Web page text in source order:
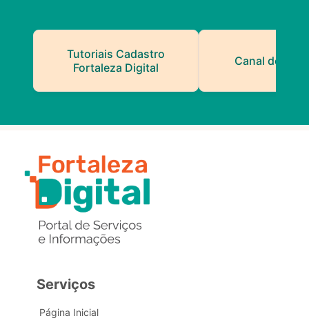
Tutoriais Cadastro
Fortaleza Digital
Canal do
Serviços
Página Inicial